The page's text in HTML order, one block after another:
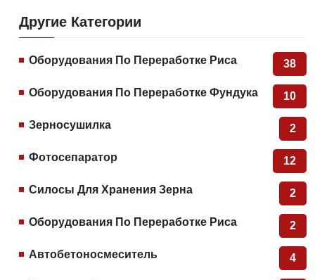
Другие Категории
Оборудования По Переработке Риса 38
Оборудования По Переработке Фундука 10
Зерносушилка 2
Фотосепаратор 12
Силосы Для Хранения Зерна 2
Оборудования По Переработке Риса 2
Автобетоносмеситель 4